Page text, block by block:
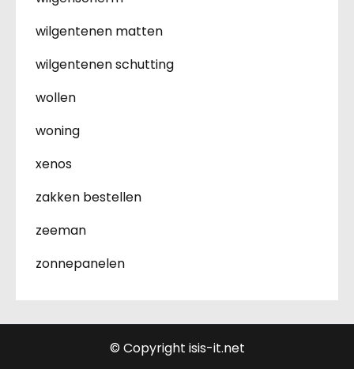
wilgentenen matten
wilgentenen schutting
wollen
woning
xenos
zakken bestellen
zeeman
zonnepanelen
© Copyright isis-it.net